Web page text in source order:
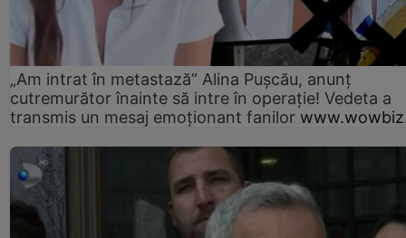
„Am intrat în metastază” Alina Pușcău, anunț
cutremurător înainte să intre în operație! Vedeta a
transmis un mesaj emoționant fanilor